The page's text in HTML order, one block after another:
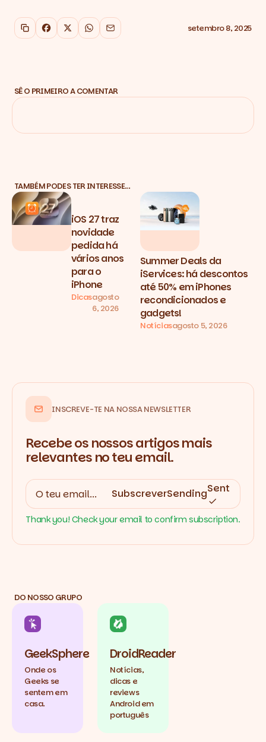
Copiar link
Facebook
X WhatsApp
Email setembro 8, 2025
SÊ O PRIMEIRO A COMENTAR
TAMBÉM PODES TER INTERESSE…
iOS 27 traz
novidade
pedida há
vários anos
para o
iPhone
Dicasagosto
6, 2026
Summer Deals da
iServices: há descontos
até 50% em iPhones
recondicionados e
gadgets!
Notíciasagosto 5, 2026
INSCREVE-TE NA NOSSA NEWSLETTER
Recebe os nossos artigos mais
relevantes no teu email.
SubscreverSendingSent
Thank you! Check your email to confirm subscription.
DO NOSSO GRUPO
GeekSphere
Onde os
Geeks se
sentem em
casa.
DroidReader
Notícias,
dicas e
reviews
Android em
português